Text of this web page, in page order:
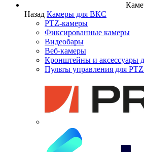
Назад Камеры для ВКС
PTZ-камеры
Фиксированные камеры
Видеобары
Веб-камеры
Кронштейны и аксессуары
Пульты управления для